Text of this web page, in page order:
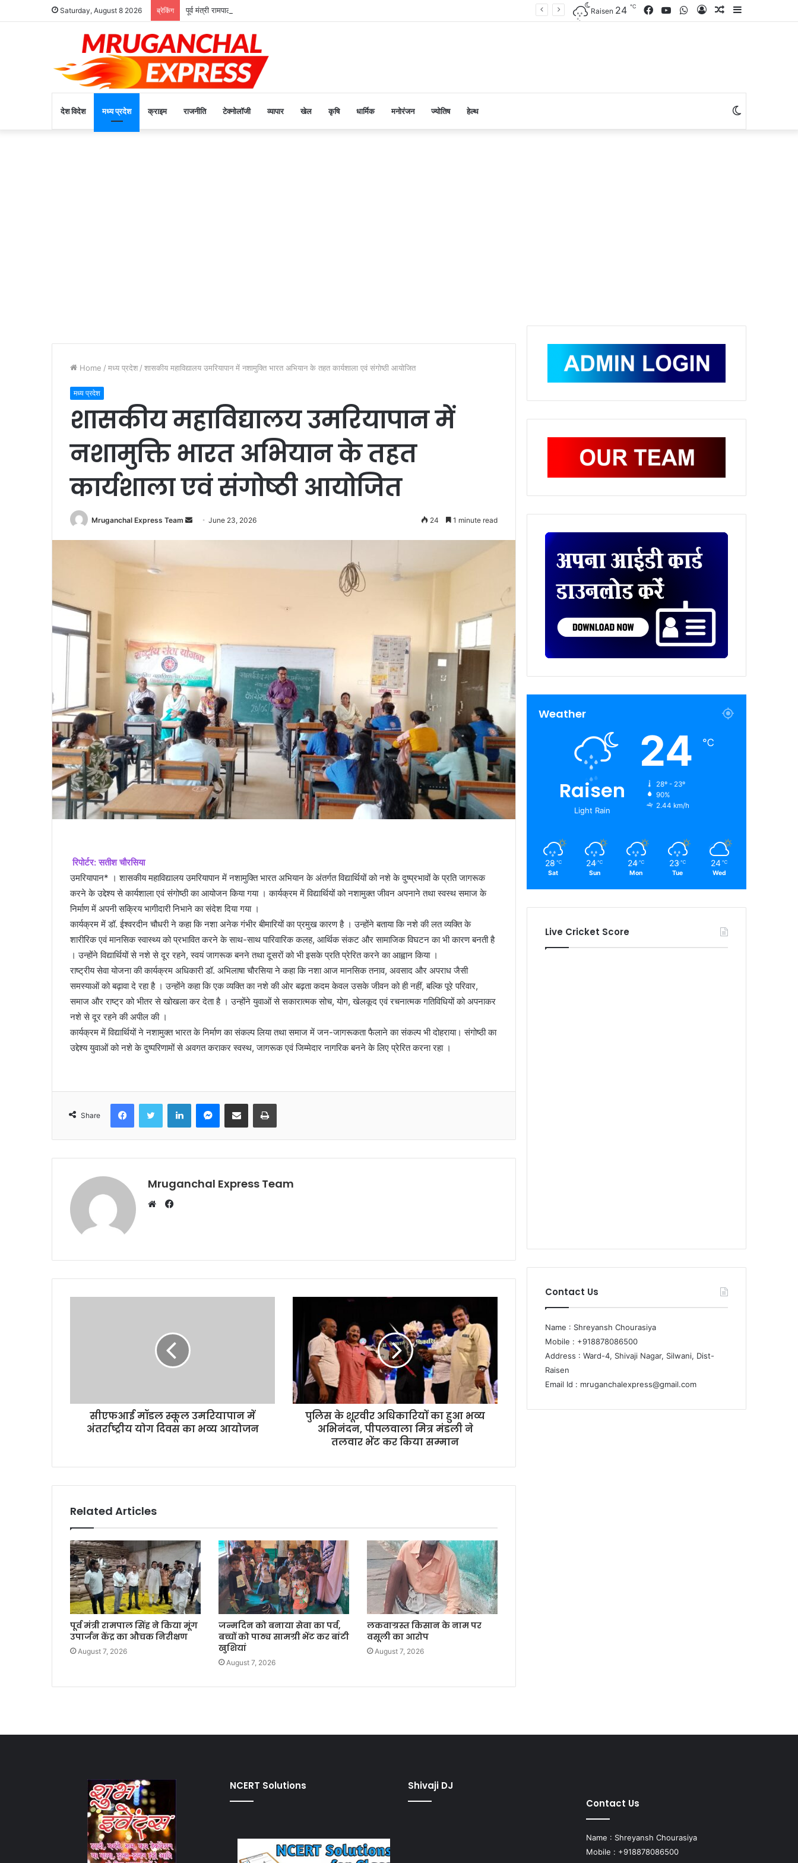
Saturday, August 8 2026 ब्रेकिंग पूर्व मंत्री रामपाल सिंह ने किया मूंग उपार्जन केंद्र का औचक निरीक्षण Sidebar
Random
Log
WhatsApp
YouTube
Facebook
Raisen 24 ℃
देश विदेश मध्य प्रदेश क्राइम राजनीति टेक्नोलॉजी व्यापार खेल कृषि धार्मिक मनोरंजन ज्योतिष हेल्थ
Home / मध्य प्रदेश / शासकीय महाविद्यालय उमरियापान में नशामुक्ति भारत अभियान के तहत कार्यशाला एवं संगोष्ठी आयोजित
मध्य प्रदेश
शासकीय महाविद्यालय उमरियापान में
नशामुक्ति भारत अभियान के तहत
कार्यशाला एवं संगोष्ठी आयोजित
Mruganchal Express Team
Send June 23, 2026 24 1 minute read
रिपोर्टर: सतीश चौरसिया
उमरियापान* । शासकीय महाविद्यालय उमरियापान में नशामुक्ति भारत अभियान के अंतर्गत विद्यार्थियों को नशे के दुष्प्रभावों के प्रति जागरूक
करने के उद्देश्य से कार्यशाला एवं संगोष्ठी का आयोजन किया गया । कार्यक्रम में विद्यार्थियों को नशामुक्त जीवन अपनाने तथा स्वस्थ समाज के
निर्माण में अपनी सक्रिय भागीदारी निभाने का संदेश दिया गया ।
कार्यक्रम में डॉ. ईश्वरदीन चौधरी ने कहा कि नशा अनेक गंभीर बीमारियों का प्रमुख कारण है । उन्होंने बताया कि नशे की लत व्यक्ति के
शारीरिक एवं मानसिक स्वास्थ्य को प्रभावित करने के साथ-साथ पारिवारिक कलह, आर्थिक संकट और सामाजिक विघटन का भी कारण बनती है
। उन्होंने विद्यार्थियों से नशे से दूर रहने, स्वयं जागरूक बनने तथा दूसरों को भी इसके प्रति प्रेरित करने का आह्वान किया ।
राष्ट्रीय सेवा योजना की कार्यक्रम अधिकारी डॉ. अभिलाषा चौरसिया ने कहा कि नशा आज मानसिक तनाव, अवसाद और अपराध जैसी
समस्याओं को बढ़ावा दे रहा है । उन्होंने कहा कि एक व्यक्ति का नशे की ओर बढ़ता कदम केवल उसके जीवन को ही नहीं, बल्कि पूरे परिवार,
समाज और राष्ट्र को भीतर से खोखला कर देता है । उन्होंने युवाओं से सकारात्मक सोच, योग, खेलकूद एवं रचनात्मक गतिविधियों को अपनाकर
नशे से दूर रहने की अपील की ।
कार्यक्रम में विद्यार्थियों ने नशामुक्त भारत के निर्माण का संकल्प लिया तथा समाज में जन-जागरूकता फैलाने का संकल्प भी दोहराया। संगोष्ठी का
उद्देश्य युवाओं को नशे के दुष्परिणामों से अवगत कराकर स्वस्थ, जागरूक एवं जिम्मेदार नागरिक बनने के लिए प्रेरित करना रहा ।
Share
FacebookTwitter LinkedInMessenger
Share via Email Print
Mruganchal Express Team
Facebook
सीएफआई मॉडल स्कूल उमरियापान में
अंतर्राष्ट्रीय योग दिवस का भव्य आयोजन
पुलिस के शूरवीर अधिकारियों का हुआ भव्य
अभिनंदन, पीपलवाला मित्र मंडली ने
तलवार भेंट कर किया सम्मान
Related Articles
पूर्व मंत्री रामपाल सिंह ने किया मूंग
उपार्जन केंद्र का औचक निरीक्षण
August 7, 2026
जन्मदिन को बनाया सेवा का पर्व,
बच्चों को पाठ्य सामग्री भेंट कर बांटी
खुशियां
August 7, 2026
लकवाग्रस्त किसान के नाम पर
वसूली का आरोप
August 7, 2026
Weather
Raisen
Light Rain
24 ℃
28º - 23º
90%
2.44 km/h
28 ℃
Sat
24 ℃
Sun
24 ℃
Mon
23 ℃
Tue
24 ℃
Wed
Live Cricket Score
Contact Us
Name : Shreyansh Chourasiya
Mobile : +918878086500
Address : Ward-4, Shivaji Nagar, Silwani, Dist-
Raisen
Email Id : mruganchalexpress@gmail.com
NCERT Solutions
Shivaji DJ
Contact Us
Name : Shreyansh Chourasiya
Mobile : +918878086500